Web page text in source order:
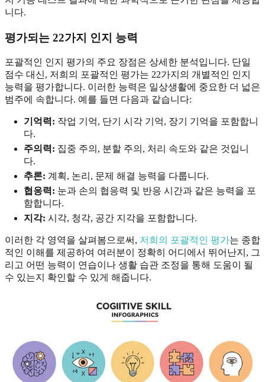
니다.
평가되는 22가지 인지 능력
포괄적인 인지 평가의 주요 장점은 상세한 분석입니다. 단일
점수 대신, 저희의 포괄적인 평가는 22가지의 개별적인 인지
능력을 평가합니다. 이러한 능력은 일상생활에 중요한 더 넓은
범주에 속합니다. 예를 들면 다음과 같습니다:
기억력: 작업 기억, 단기 시각 기억, 장기 기억을 포함합니
다.
주의력: 집중 주의, 분할 주의, 처리 속도와 같은 것입니
다.
추론: 계획, 논리, 문제 해결 능력을 다룹니다.
협응력: 눈과 손의 협응력 및 반응 시간과 같은 능력을 포
함합니다.
지각: 시각, 청각, 공간 지각을 포함합니다.
이러한 각 영역을 살펴봄으로써, 저희의 포괄적인 평가는 종합
적인 이해를 제공하여 여러분이 정확히 어디에서 뛰어난지, 그
리고 어떤 능력이 연습이나 생활 습관 조정을 통해 도움이 될
수 있는지 확인할 수 있게 해줍니다.